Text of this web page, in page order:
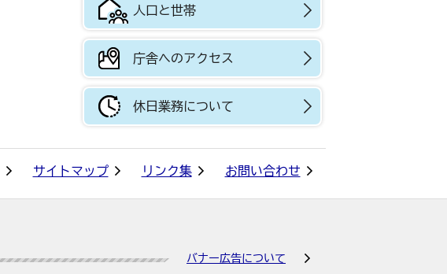
人口と世帯
庁舎へのアクセス
休日業務について
サイトマップ リンク集 お問い合わせ
バナー広告について